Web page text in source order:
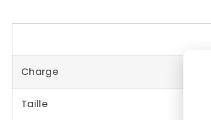
Charge
Taille